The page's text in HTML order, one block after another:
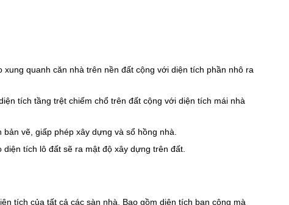
quanh căn nhà trên nền đất cộng với diện tích phần nhô ra
tích tầng trệt chiếm chổ trên đất cộng với diện tích mái nhà
vẽ, giấp phép xây dựng và sổ hồng nhà.
tích lô đất sẽ ra mật độ xây dựng trên đất.
tích của tất cả các sàn nhà. Bao gồm diện tích ban công mà